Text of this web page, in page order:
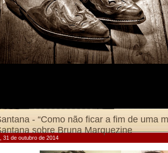
- “Como não ficar a fim de uma
sobre Bruna Marquezine
31 de outubro de 2014